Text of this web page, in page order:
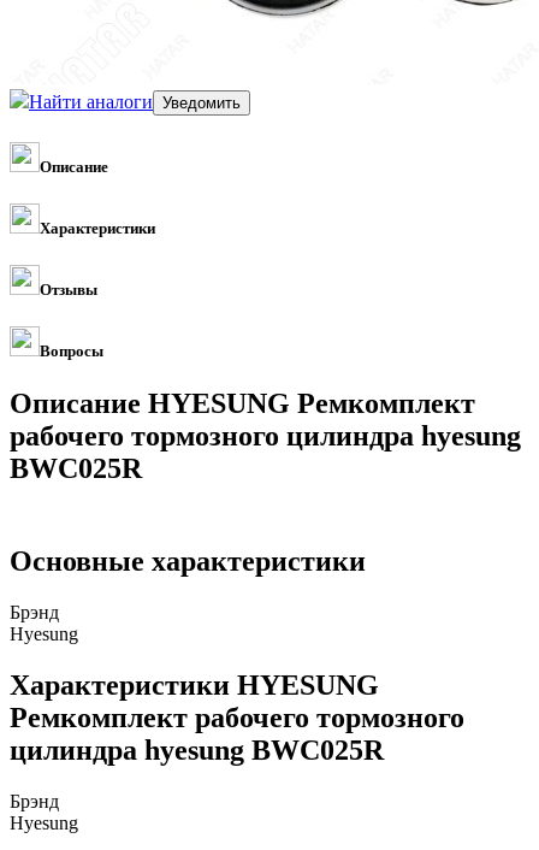
Найти аналоги
Описание
Характеристики
Отзывы
Вопросы
Описание HYESUNG Ремкомплект
рабочего тормозного цилиндра hyesung
BWC025R
Основные характеристики
Брэнд
Hyesung
Характеристики HYESUNG
Ремкомплект рабочего тормозного
цилиндра hyesung BWC025R
Брэнд
Hyesung